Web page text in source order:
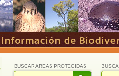
BUSCAR AREAS PROTEGIDAS